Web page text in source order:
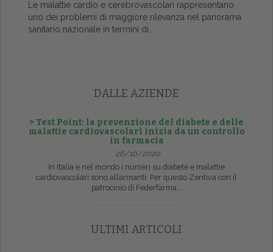
Le malattie cardio e cerebrovascolari rappresentano
uno dei problemi di maggiore rilevanza nel panorama
sanitario nazionale in termini di...
DALLE AZIENDE
> Test Point: la prevenzione del diabete e delle
malattie cardiovascolari inizia da un controllo
in farmacia
26/10/2020
In Italia e nel mondo i numeri su diabete e malattie
cardiovascolari sono allarmanti. Per questo Zentiva con il
patrocinio di Federfarma...
ULTIMI ARTICOLI